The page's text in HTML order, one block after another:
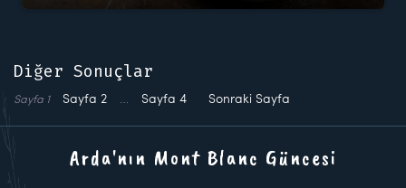
Diğer Sonuçlar
Sayfa 1 Sayfa 2 … Sayfa 4 Sonraki Sayfa
Arda'nın Mont Blanc Güncesi